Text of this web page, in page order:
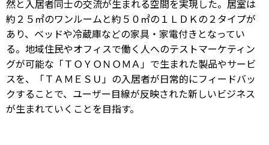
然と入居者同士の交流が生まれる空間を実現した。居室は
約２５㎡のワンルームと約５０㎡の１ＬＤＫの２タイプが
あり、ベッドや冷蔵庫などの家具・家電付きとなってい
る。地域住民やオフィスで働く人へのテストマーケティン
グが可能な「ＴＯＹＯＮＯＭＡ」で生まれた製品やサービ
スを、「ＴＡＭＥＳＵ」の入居者が日常的にフィードバッ
クすることで、ユーザー目線が反映された新しいビジネス
が生まれていくことを目指す。